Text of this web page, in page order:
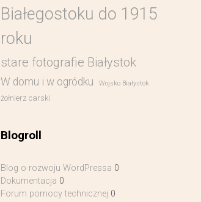
Białegostoku do 1915
roku
stare fotografie Białystok
W domu i w ogródku Wojsko Białystok
żołnierz carski
Blogroll
Blog o rozwoju WordPressa 0
Dokumentacja 0
Forum pomocy technicznej 0